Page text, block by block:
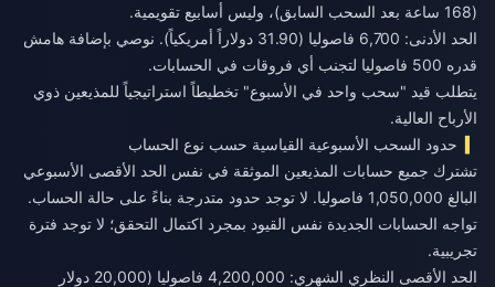
(168 ساعة بعد السحب السابق)، وليس أسابيع تقويمية.
الحد الأدنى: 6,700 فاصوليا (31.90 دولاراً أمريكياً). نوصي بإضافة هامش
قدره 500 فاصوليا لتجنب أي فروقات في الحسابات.
يتطلب قيد "سحب واحد في الأسبوع" تخطيطاً استراتيجياً للمذيعين ذوي
الأرباح العالية.
حدود السحب الأسبوعية القياسية حسب نوع الحساب
تشترك جميع حسابات المذيعين الموثقة في نفس الحد الأقصى الأسبوعي
البالغ 1,050,000 فاصوليا. لا توجد حدود متدرجة بناءً على حالة الحساب.
تواجه الحسابات الجديدة نفس القيود بمجرد اكتمال التحقق؛ لا توجد فترة
تجريبية.
الحد الأقصى النظري الشهري: 4,200,000 فاصوليا (20,000 دولار